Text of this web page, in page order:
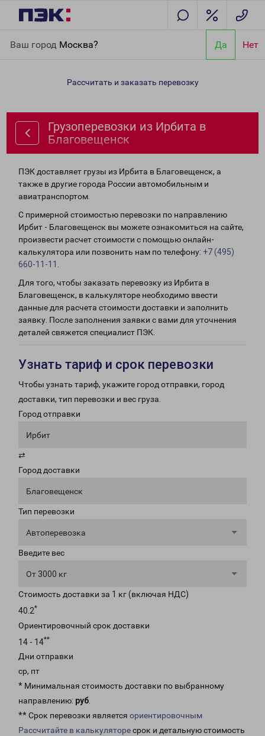
Ваш город Москва? Да Нет
Благовещенск
Рассчитать и заказать перевозку
Грузоперевозки из Ирбита в
Благовещенск
ПЭК доставляет грузы из Ирбита в Благовещенск, а
также в другие города России автомобильным и
авиатранспортом.
С примерной стоимостью перевозки по направлению
Ирбит - Благовещенск вы можете ознакомиться на сайте,
произвести расчет стоимости с помощью онлайн-
калькулятора или позвонить нам по телефону: +7 (495)
660-11-11
Для того, чтобы заказать перевозку из Ирбита в
Благовещенск, в калькуляторе необходимо ввести
данные для расчета стоимости доставки и заполнить
заявку. После заполнения заявки с вами для уточнения
деталей свяжется специалист ПЭК.
Узнать тариф и срок перевозки
Чтобы узнать тариф, укажите город отправки, город
доставки, тип перевозки и вес груза.
Город отправки
Ирбит
⇄
Город доставки
Благовещенск
Тип перевозки
Автоперевозка
Введите вес
От 3000 кг
Стоимость доставки за 1 кг (включая НДС)
40.2*
Ориентировочный срок доставки
14 - 14**
Дни отправки
ср, пт
* Минимальная стоимость доставки по выбранному
направлению: руб.
** Срок перевозки является ориентировочным
Рассчитайте в калькуляторесрок и детальную стоимость